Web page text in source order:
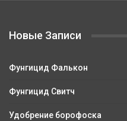
Новые Записи
Фунгицид Фалькон
Фунгицид Свитч
Удобрение борофоска